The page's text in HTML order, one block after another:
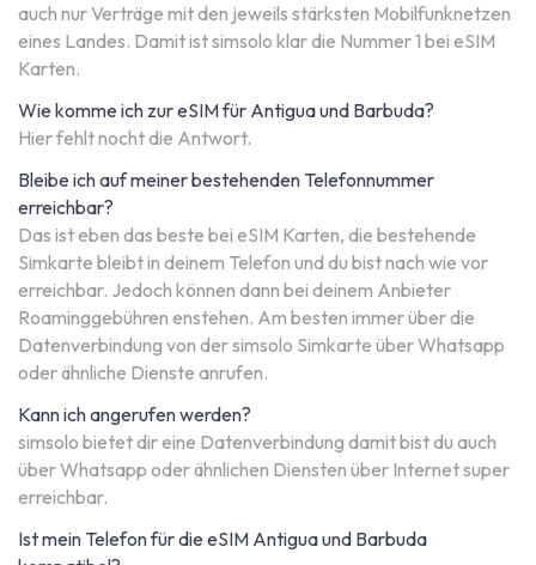
auch nur Verträge mit den jeweils stärksten Mobilfunknetzen
eines Landes. Damit ist simsolo klar die Nummer 1 bei eSIM
Karten.
Wie komme ich zur eSIM für Antigua und Barbuda?
Hier fehlt nocht die Antwort.
Bleibe ich auf meiner bestehenden Telefonnummer
erreichbar?
Das ist eben das beste bei eSIM Karten, die bestehende
Simkarte bleibt in deinem Telefon und du bist nach wie vor
erreichbar. Jedoch können dann bei deinem Anbieter
Roaminggebühren enstehen. Am besten immer über die
Datenverbindung von der simsolo Simkarte über Whatsapp
oder ähnliche Dienste anrufen.
Kann ich angerufen werden?
simsolo bietet dir eine Datenverbindung damit bist du auch
über Whatsapp oder ähnlichen Diensten über Internet super
erreichbar.
Ist mein Telefon für die eSIM Antigua und Barbuda